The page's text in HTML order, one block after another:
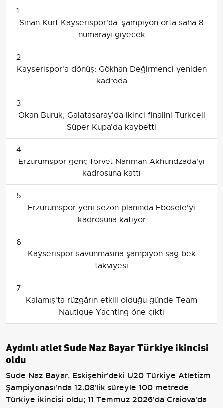
1
Sinan Kurt Kayserispor'da: şampiyon orta saha 8
numarayı giyecek
2
Kayserispor'a dönüş: Gökhan Değirmenci yeniden
kadroda
3
Okan Buruk, Galatasaray'da ikinci finalini Turkcell
Süper Kupa'da kaybetti
4
Erzurumspor genç forvet Nariman Akhundzada'yı
kadrosuna kattı
5
Erzurumspor yeni sezon planında Ebosele'yi
kadrosuna katıyor
6
Kayserispor savunmasına şampiyon sağ bek
takviyesi
7
Kalamış'ta rüzgârın etkili olduğu günde Team
Nautique Yachting öne çıktı
Aydınlı atlet Sude Naz Bayar Türkiye ikincisi
oldu
Sude Naz Bayar, Eskişehir'deki U20 Türkiye Atletizm
Şampiyonası'nda 12.08'lik süreyle 100 metrede
Türkiye ikincisi oldu; 11 Temmuz 2026'da Craiova'da